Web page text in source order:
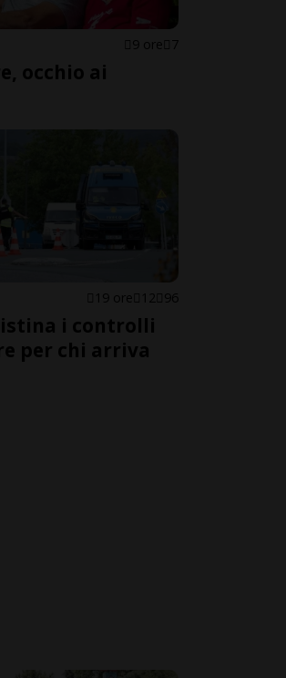
9 ore 7
occhio ai
19 ore 12 96
i controlli
per chi arriva